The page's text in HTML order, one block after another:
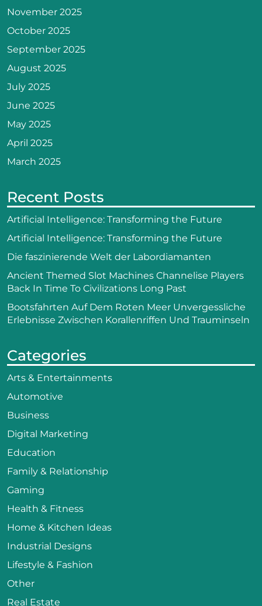
November 2025
October 2025
September 2025
August 2025
July 2025
June 2025
May 2025
April 2025
March 2025
Recent Posts
Artificial Intelligence: Transforming the Future
Artificial Intelligence: Transforming the Future
Die faszinierende Welt der Labordiamanten
Ancient Themed Slot Machines Channelise Players
Back In Time To Civilizations Long Past
Bootsfahrten Auf Dem Roten Meer Unvergessliche
Erlebnisse Zwischen Korallenriffen Und Trauminseln
Categories
Arts & Entertainments
Automotive
Business
Digital Marketing
Education
Family & Relationship
Gaming
Health & Fitness
Home & Kitchen Ideas
Industrial Designs
Lifestyle & Fashion
Other
Real Estate